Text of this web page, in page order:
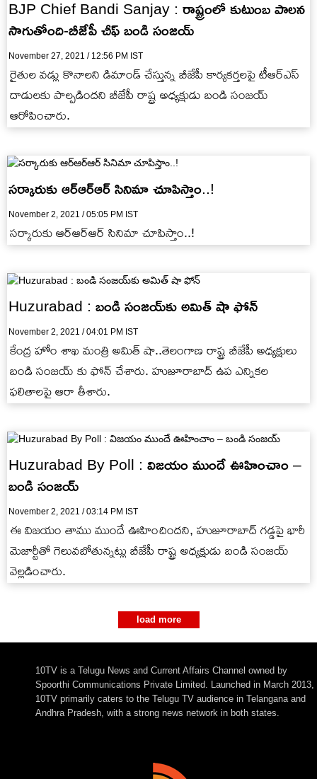
BJP Chief Bandi Sanjay : రాష్ట్రంలో కుటుంబ పాలన
సాగుతోంది-బీజేపీ చీఫ్ బండి సంజయ్
November 27, 2021 / 12:56 PM IST
రైతుల వడ్లు కొనాలని డిమాండ్ చేస్తున్న బీజేపీ కార్యకర్తలపై టీఆర్ఎస్
దాడులకు పాల్పడిందని బీజేపీ రాష్ట్ర అధ్యక్షుడు బండి సంజయ్
ఆరోపించారు.
సర్కారుకు ఆర్ఆర్ఆర్ సినిమా చూపిస్తాం..!
November 2, 2021 / 05:05 PM IST
సర్కారుకు ఆర్ఆర్ఆర్ సినిమా చూపిస్తాం..!
Huzurabad : బండి సంజయ్‌‌కు అమిత్ షా ఫోన్
November 2, 2021 / 04:01 PM IST
కేంద్ర హోం శాఖ మంత్రి అమిత్ షా..తెలంగాణ రాష్ట్ర బీజేపీ అధ్యక్షులు
బండి సంజయ్ కు ఫోన్ చేశారు. హుజూరాబాద్ ఉప ఎన్నికల
ఫలితాలపై ఆరా తీశారు.
Huzurabad By Poll : విజయం ముందే ఊహించాం –
బండి సంజయ్
November 2, 2021 / 03:14 PM IST
ఈ విజయం తాము ముందే ఊహించిందని, హుజూరాబాద్ గడ్డపై భారీ
మెజార్టీతో గెలువబోతున్నట్లు బీజేపీ రాష్ట్ర అధ్యక్షుడు బండి సంజయ్
వెల్లడించారు.
load more
10TV is a Telugu News and Current Affairs Channel owned by
Spoorthi Communications Private Limited. Launched in March 2013,
10TV primarily caters to the Telugu TV audience in Telangana and
Andhra Pradesh, with a strong news network in both states.